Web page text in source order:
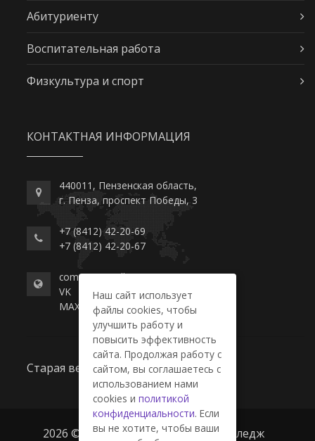
Абитуриенту
Воспитательная работа
Физкультура и спорт
КОНТАКТНАЯ ИНФОРМАЦИЯ
440011, Пензенская область,
г. Пенза, проспект Победы, 3
+7 (8412) 42-20-69
+7 (8412) 42-20-67
commerce-college.ru
VK
MAX
Старая версия сайта
2026 © ГАПОУ ПО "Пензенский колледж
Наш сайт использует
файлы cookies, чтобы
улучшить работу и
повысить эффективность
сайта. Продолжая работу с
сайтом, вы соглашаетесь с
использованием нами
cookies и политикой
конфиденциальности. Если
вы не хотите, чтобы ваши